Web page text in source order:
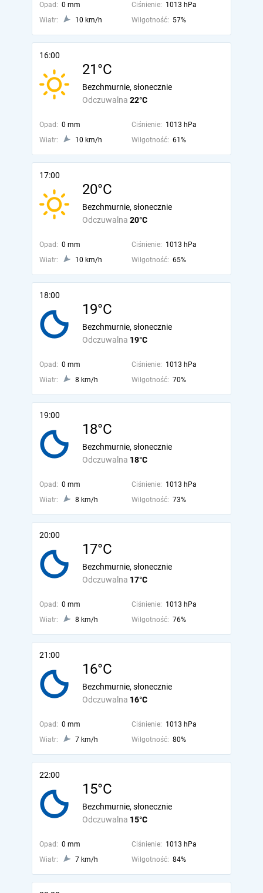
Opad: 0 mm Ciśnienie: 1013 hPa
Wiatr:
10 km/h Wilgotność: 57%
16:00
21°C
Odczuwalna 22°C
Bezchmurnie, słonecznie
Opad: 0 mm Ciśnienie: 1013 hPa
Wiatr:
10 km/h Wilgotność: 61%
17:00
20°C
Odczuwalna 20°C
Bezchmurnie, słonecznie
Opad: 0 mm Ciśnienie: 1013 hPa
Wiatr:
10 km/h Wilgotność: 65%
18:00
19°C
Odczuwalna 19°C
Bezchmurnie, słonecznie
Opad: 0 mm Ciśnienie: 1013 hPa
Wiatr:
8 km/h Wilgotność: 70%
19:00
18°C
Odczuwalna 18°C
Bezchmurnie, słonecznie
Opad: 0 mm Ciśnienie: 1013 hPa
Wiatr:
8 km/h Wilgotność: 73%
20:00
17°C
Odczuwalna 17°C
Bezchmurnie, słonecznie
Opad: 0 mm Ciśnienie: 1013 hPa
Wiatr:
8 km/h Wilgotność: 76%
21:00
16°C
Odczuwalna 16°C
Bezchmurnie, słonecznie
Opad: 0 mm Ciśnienie: 1013 hPa
Wiatr:
7 km/h Wilgotność: 80%
22:00
15°C
Odczuwalna 15°C
Bezchmurnie, słonecznie
Opad: 0 mm Ciśnienie: 1013 hPa
Wiatr:
7 km/h Wilgotność: 84%